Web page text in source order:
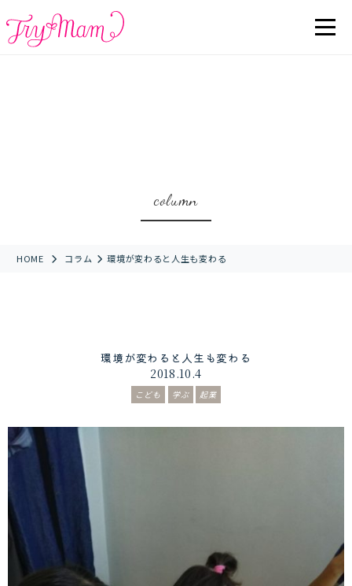
column
HOME コラム 環境が変わると人生も変わる
環境が変わると人生も変わる
2018.10.4
こども 学ぶ 起業